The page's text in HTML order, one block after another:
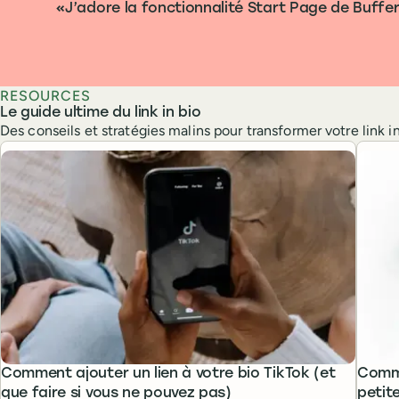
J’adore la fonctionnalité Start Page de
RESOURCES
Le guide ultime du link in bio
Des conseils et stratégies malins pour transformer votre link
Comment ajouter un lien à votre bio TikTok (et
que faire si vous ne pouvez pas)